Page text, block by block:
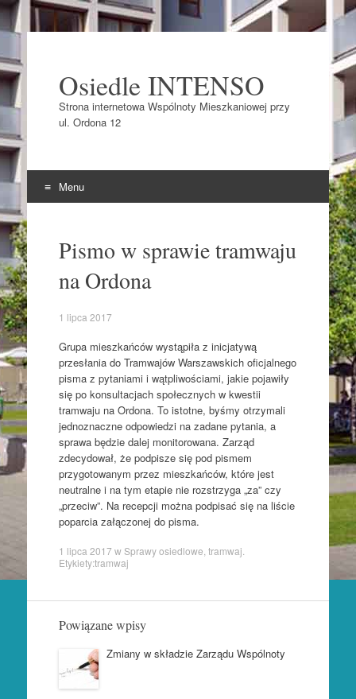
Osiedle INTENSO
Strona internetowa Wspólnoty Mieszkaniowej przy
ul. Ordona 12
Menu
Pismo w sprawie tramwaju
na Ordona
1 lipca 2017
Grupa mieszkańców wystąpiła z inicjatywą
przesłania do Tramwajów Warszawskich oficjalnego
pisma z pytaniami i wątpliwościami, jakie pojawiły
się po konsultacjach społecznych w kwestii
tramwaju na Ordona. To istotne, byśmy otrzymali
jednoznaczne odpowiedzi na zadane pytania, a
sprawa będzie dalej monitorowana. Zarząd
zdecydował, że podpisze się pod pismem
przygotowanym przez mieszkańców, które jest
neutralne i na tym etapie nie rozstrzyga „za” czy
„przeciw”. Na recepcji można podpisać się na liście
poparcia załączonej do pisma.
1 lipca 2017 wSprawy osiedlowe tramwaj
Etykiety:tramwaj
Powiązane wpisy
Zmiany w składzie Zarządu Wspólnoty